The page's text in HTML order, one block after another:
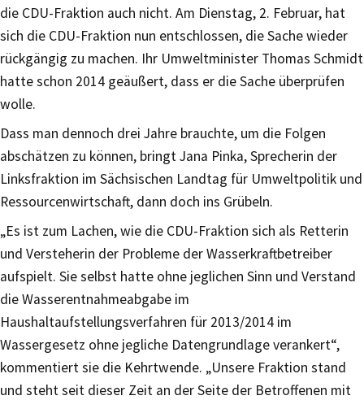
die CDU-Fraktion auch nicht. Am Dienstag, 2. Februar, hat
sich die CDU-Fraktion nun entschlossen, die Sache wieder
rückgängig zu machen. Ihr Umweltminister Thomas Schmidt
hatte schon 2014 geäußert, dass er die Sache überprüfen
wolle.
Dass man dennoch drei Jahre brauchte, um die Folgen
abschätzen zu können, bringt Jana Pinka, Sprecherin der
Linksfraktion im Sächsischen Landtag für Umweltpolitik und
Ressourcenwirtschaft, dann doch ins Grübeln.
„Es ist zum Lachen, wie die CDU-Fraktion sich als Retterin
und Versteherin der Probleme der Wasserkraftbetreiber
aufspielt. Sie selbst hatte ohne jeglichen Sinn und Verstand
die Wasserentnahmeabgabe im
Haushaltaufstellungsverfahren für 2013/2014 im
Wassergesetz ohne jegliche Datengrundlage verankert“,
kommentiert sie die Kehrtwende. „Unsere Fraktion stand
und steht seit dieser Zeit an der Seite der Betroffenen mit